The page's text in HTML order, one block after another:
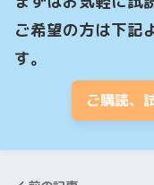
ご希望の方は下記
す。
ご購読、